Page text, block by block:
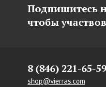
Подпишитесь
чтобы
8 (846) 221-65-59
shop@vierras.com